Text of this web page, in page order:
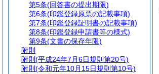
第5条(回答書の提出期限)
第6条(印鑑登録原票の記載事項)
第7条(印鑑登録証明書の記載事項)
第8条(印鑑登録申請書等の様式)
第9条(文書の保存年限)
附則
附則 (平成24年7月6日規則第20号)
附則 (令和元年10月15日規則第10号)